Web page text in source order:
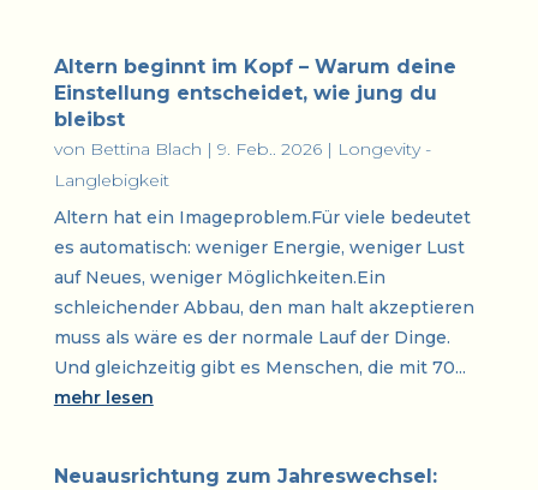
Altern beginnt im Kopf – Warum deine
Einstellung entscheidet, wie jung du
bleibst
von Bettina Blach | 9. Feb.. 2026| Longevity -
Langlebigkeit
Altern hat ein Imageproblem.Für viele bedeutet
es automatisch: weniger Energie, weniger Lust
auf Neues, weniger Möglichkeiten.Ein
schleichender Abbau, den man halt akzeptieren
muss als wäre es der normale Lauf der Dinge.
Und gleichzeitig gibt es Menschen, die mit 70...
mehr lesen
Neuausrichtung zum Jahreswechsel: